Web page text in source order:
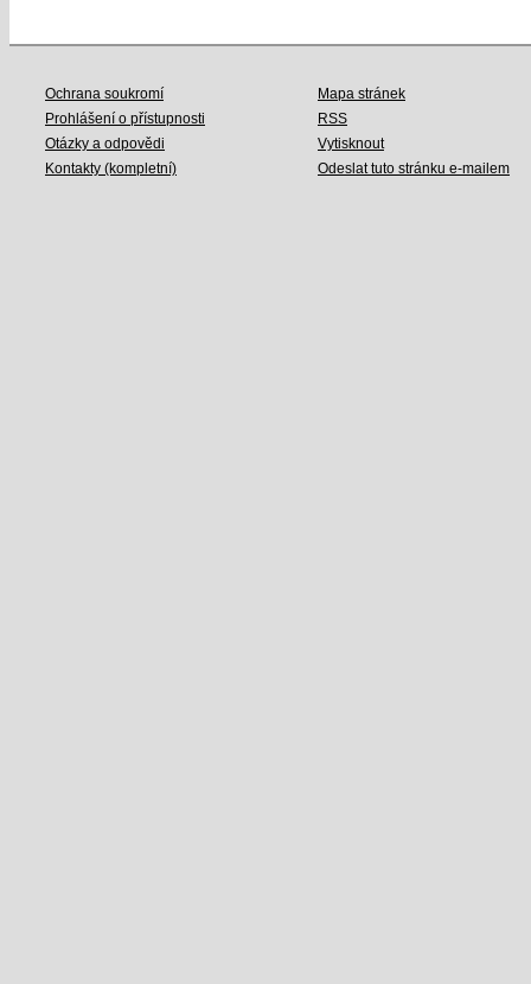
Ochrana soukromí
Prohlášení o přístupnosti
Otázky a odpovědi
Kontakty (kompletní)
Mapa stránek
RSS
Vytisknout
Odeslat tuto stránku e-mailem